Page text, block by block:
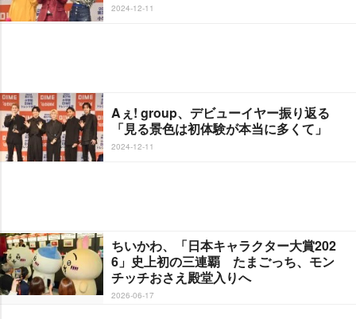
2024-12-11
Aぇ! group、デビューイヤー振り返る
「見る景色は初体験が本当に多くて」
2024-12-11
ちいかわ、「日本キャラクター大賞202
6」史上初の三連覇 たまごっち、モン
チッチおさえ殿堂入りへ
2026-06-17